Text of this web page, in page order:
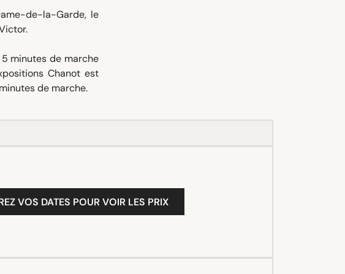
de-la-Garde, le
minutes de marche
Chanot est
de marche.
VOS DATES POUR VOIR LES PRIX